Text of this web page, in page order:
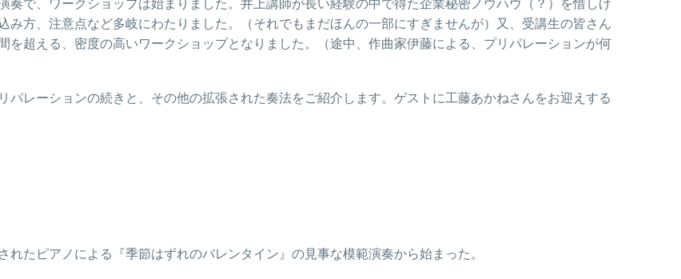
奏で、ワークショップは始まりました。井上講師が長い経験の中で得た企業秘密ノウハウ（？）を惜しげ
み方、注意点など多岐にわたりました。（それでもまだほんの一部にすぎませんが）又、受講生の皆さん
を超える、密度の高いワークショップとなりました。（途中、作曲家伊藤による、プリパレーションが何
レーションの続きと、その他の拡張された奏法をご紹介します。ゲストに工藤あかねさんをお迎えする
たピアノによる『季節はずれのバレンタイン』の見事な模範演奏から始まった。